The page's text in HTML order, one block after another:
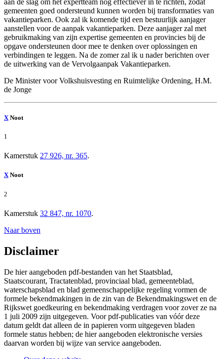
gemeenten goed ondersteund kunnen worden bij transformaties van
vakantieparken. Ook zal ik komende tijd een bestuurlijk aanjager
aanstellen voor de aanpak vakantieparken. Deze aanjager zal met
gebruikmaking van zijn expertise gemeenten en provincies bij de
opgave ondersteunen door mee te denken over oplossingen en
verbindingen te leggen. Na de zomer zal ik u nader berichten over
de uitwerking van de Vervolgaanpak Vakantieparken.
De Minister voor Volkshuisvesting en Ruimtelijke Ordening, H.M.
de Jonge
X Noot
1
Kamerstuk 27 926, nr. 365.
XNoot
2
Kamerstuk 32 847, nr. 1070.
Naar boven
Disclaimer
De hier aangeboden pdf-bestanden van het Staatsblad,
Staatscourant, Tractatenblad, provinciaal blad, gemeenteblad,
waterschapsblad en blad gemeenschappelijke regeling vormen de
formele bekendmakingen in de zin van de Bekendmakingswet en de
Rijkswet goedkeuring en bekendmaking verdragen voor zover ze na
1 juli 2009 zijn uitgegeven. Voor pdf-publicaties van vóór deze
datum geldt dat alleen de in papieren vorm uitgegeven bladen
formele status hebben; de hier aangeboden elektronische versies
daarvan worden bij wijze van service aangeboden.